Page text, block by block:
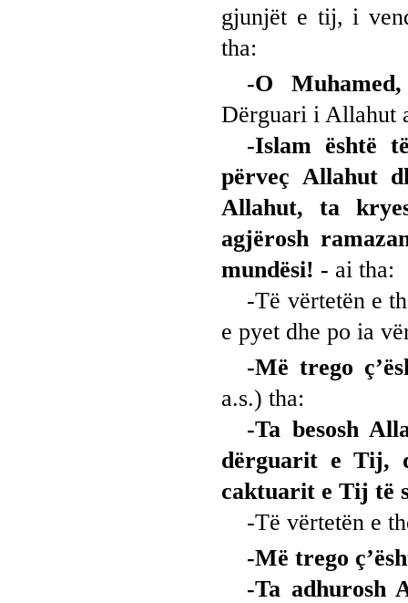
gjunjët e tij, i
tha:
-O
Dërguari i Allahut
-Islam është
përveç Allahut
Allahut, ta
agjërosh
mundësi! - ai tha:
-Të vërtetën e
e pyet dhe po ia
-Më trego
a.s.) tha:
-Ta besosh
dërguarit e Tij,
caktuarit e Tij të
-Të vërtetën e
-Më trego
-Ta adhurosh